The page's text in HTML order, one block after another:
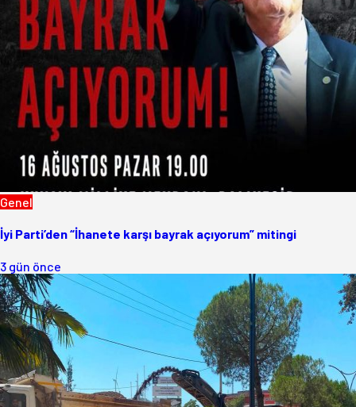
Genel
İyi Parti’den “İhanete karşı bayrak açıyorum” mitingi
3 gün önce